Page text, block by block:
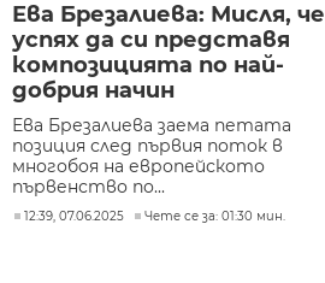
Ева Брезалиева: Мисля, че
успях да си представя
композицията по най-
добрия начин
Ева Брезалиева заема петата
позиция след първия поток в
многобоя на европейското
първенство по...
12:39, 07.06.2025 Чете се за: 01:30 мин.